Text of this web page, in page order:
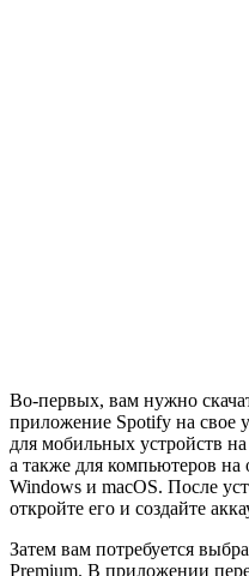
Во-первых, вам нужно
приложение Spotify на свое
для мобильных устройств
а также для компьютеров
Windows и macOS. После
откройте его и создайте
Затем вам потребуется
Premium. В приложении